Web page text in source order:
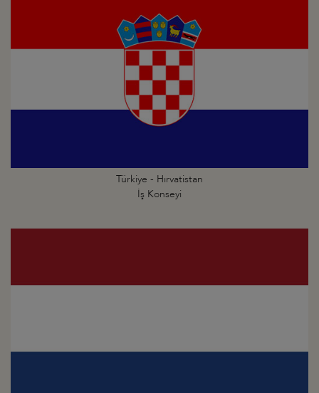
Türkiye - Hırvatistan
İş Konseyi